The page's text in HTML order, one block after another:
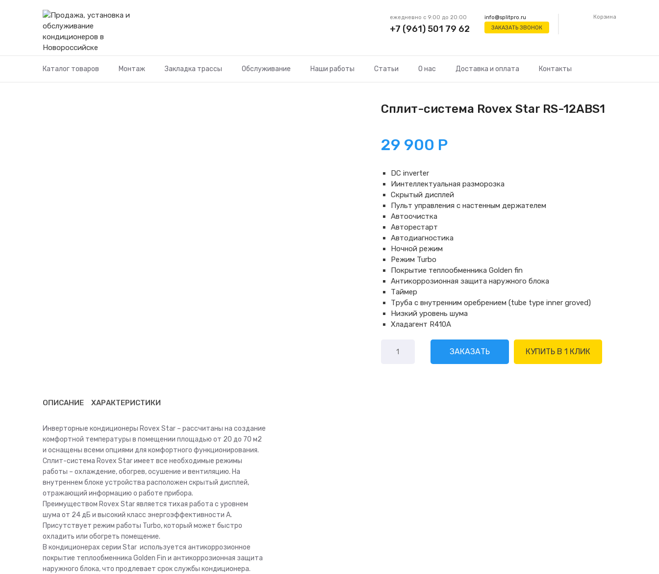
содержимому
info@splitpro.ru
ЗАКАЗАТЬ ЗВОНОК
ежедневно с 9:00 до 20:00
+7 (961) 501 79 62
Корзина
Каталог товаров Монтаж Закладка трассы Обслуживание Наши работы Статьи О нас Доставка и оплата Контакты
Сплит-система Rovex Star RS-12ABS1
29 900 Р
DC inverter
Иинтеллектуальная разморозка
Скрытый дисплей
Пульт управления с настенным держателем
Автоочистка
Авторестарт
Автодиагностика
Ночной режим
Режим Turbo
Покрытие теплообменника Golden fin
Антикоррозионная защита наружного блока
Таймер
Труба с внутренним оребрением (tube type inner groved)
Низкий уровень шума
Хладагент R410А
товара
ЗАКАЗАТЬ КУПИТЬ В 1 КЛИК
ОПИСАНИЕ ХАРАКТЕРИСТИКИ
Инверторные кондиционеры Rovex Star – рассчитаны на создание
комфортной температуры в помещении площадью от 20 до 70 м2
и оснащены всеми опциями для комфортного функционирования.
Сплит-система Rovex Star имеет все необходимые режимы
работы – охлаждение, обогрев, осушение и вентиляцию. На
внутреннем блоке устройства расположен скрытый дисплей,
отражающий информацию о работе прибора.
Преимуществом Rovex Star является тихая работа с уровнем
шума от 24 дБ и высокий класс энергоэффективности А.
Присутствует режим работы Turbo, который может быстро
охладить или обогреть помещение.
В кондиционерах серии Star используется антикоррозионное
покрытие теплообменника Golden Fin и антикоррозионная защита
наружного блока, что продлевает срок службы кондиционера.